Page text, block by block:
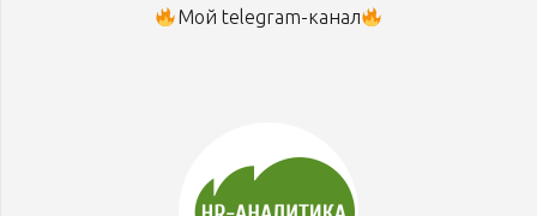
Мой telegram-канал